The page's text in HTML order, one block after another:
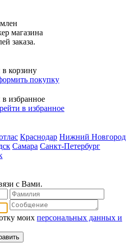
магазина
заказа.
корзину
покупку
избранное
в избранное
Краснодар Нижний Новгород
Самара Санкт-Петербург
с Вами.
моих персональных данных и